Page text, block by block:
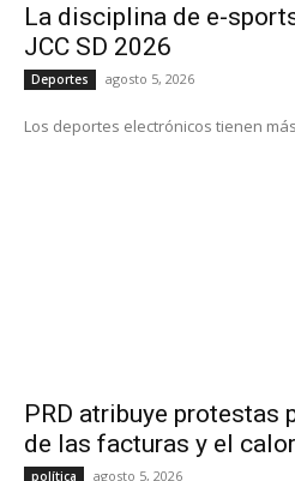
La disciplina de e-
JCC SD 2026
Deportes agosto 5, 2026
Los deportes electrónicos tienen
PRD atribuye protestas
de las facturas y el
política agosto 5, 2026